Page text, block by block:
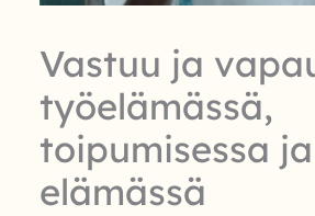
Vastuu ja
työelämässä,
toipumisessa ja
elämässä